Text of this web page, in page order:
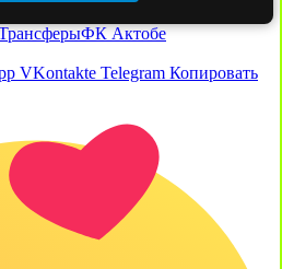
ФК Актобе
VKontakte Telegram Копировать